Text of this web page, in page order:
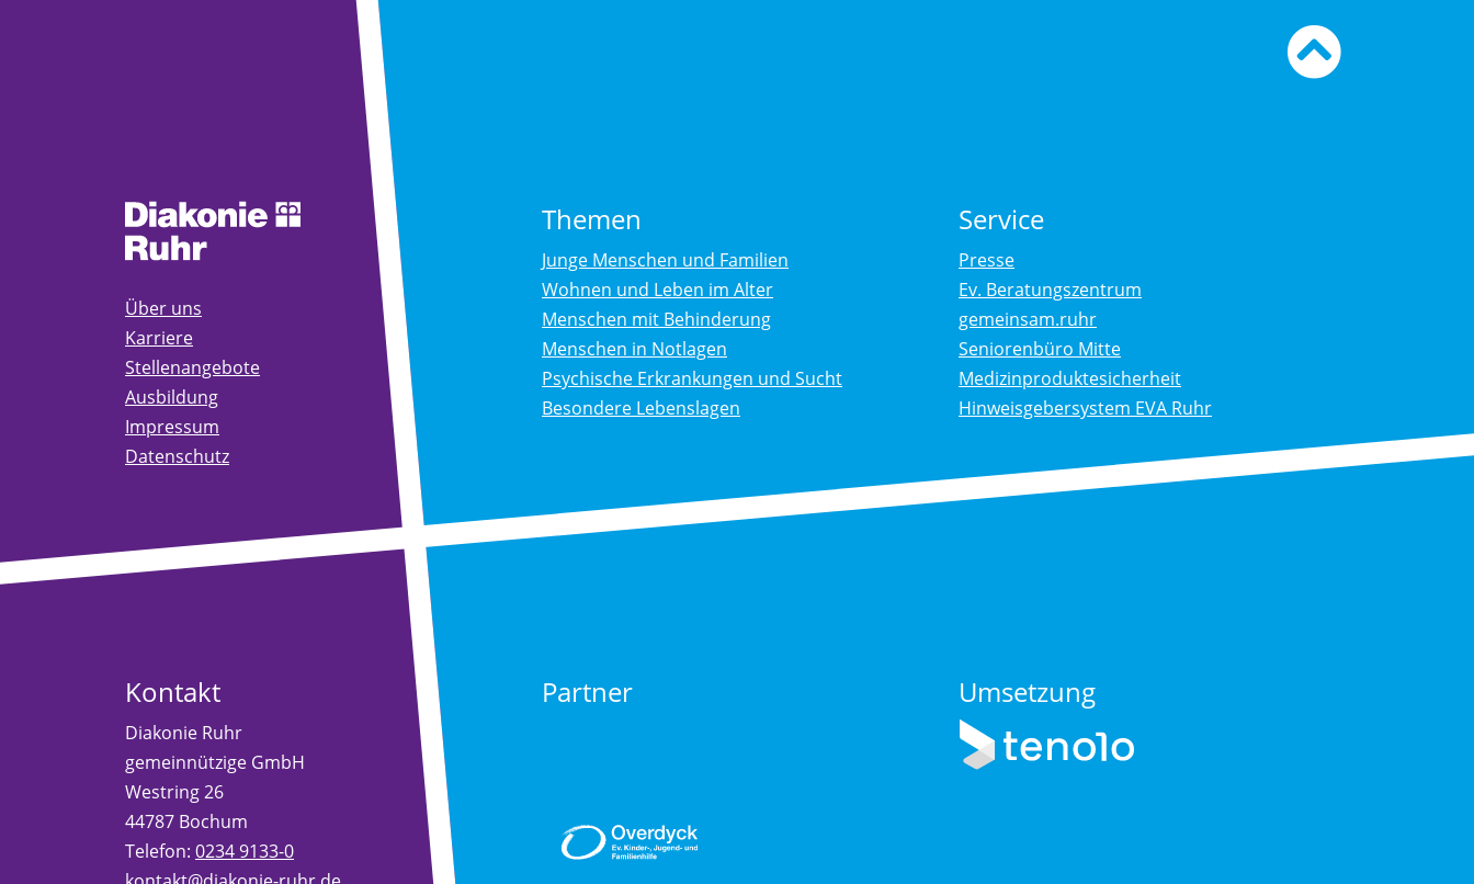
Zum
Über uns
Karriere
Stellenangebote
Ausbildung
Impressum
Datenschutz
Themen
Junge Menschen und Familien
Wohnen und Leben im Alter
Menschen mit Behinderung
Menschen in Notlagen
Psychische Erkrankungen und Sucht
Besondere Lebenslagen
Service
Presse
Ev. Beratungszentrum
gemeinsam.ruhr
Seniorenbüro Mitte
Medizinproduktesicherheit
Hinweisgebersystem EVA Ruhr
Kontakt
Diakonie Ruhr
gemeinnützige GmbH
Westring 26
44787 Bochum
Telefon: 0234 9133-0
Partner Umsetzung